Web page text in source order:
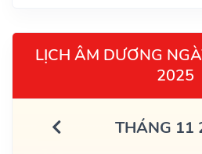
LỊCH ÂM DƯƠNG
2025
THÁNG 11